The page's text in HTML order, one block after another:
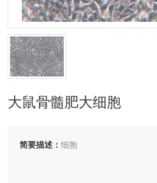
大鼠骨髓肥大细胞
简要描述：细胞